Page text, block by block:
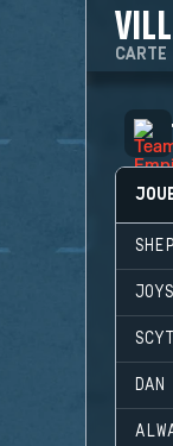
CARTE
DAN